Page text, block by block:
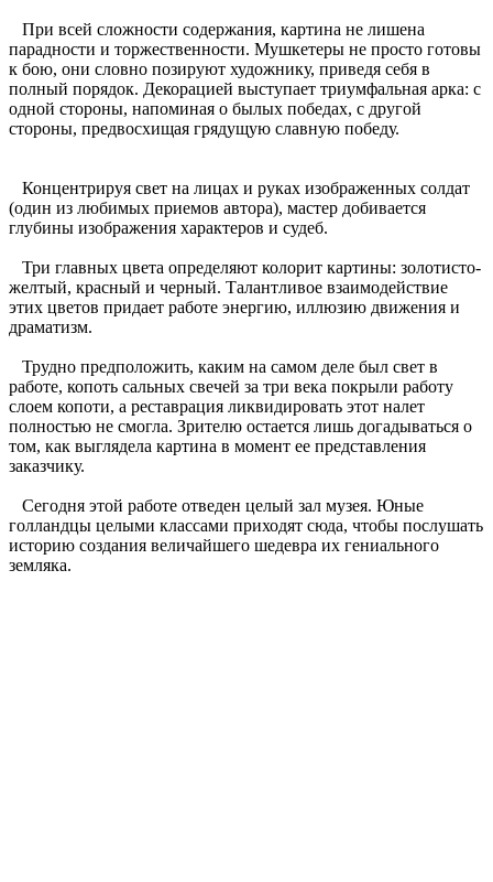
При всей сложности содержания, картина не лишена
парадности и торжественности. Мушкетеры не просто готовы
к бою, они словно позируют художнику, приведя себя в
полный порядок. Декорацией выступает триумфальная арка: с
одной стороны, напоминая о былых победах, с другой
стороны, предвосхищая грядущую славную победу.
Концентрируя свет на лицах и руках изображенных солдат
(один из любимых приемов автора), мастер добивается
глубины изображения характеров и судеб.
Три главных цвета определяют колорит картины: золотисто-
желтый, красный и черный. Талантливое взаимодействие
этих цветов придает работе энергию, иллюзию движения и
драматизм.
Трудно предположить, каким на самом деле был свет в
работе, копоть сальных свечей за три века покрыли работу
слоем копоти, а реставрация ликвидировать этот налет
полностью не смогла. Зрителю остается лишь догадываться о
том, как выглядела картина в момент ее представления
заказчику.
Сегодня этой работе отведен целый зал музея. Юные
голландцы целыми классами приходят сюда, чтобы послушать
историю создания величайшего шедевра их гениального
земляка.